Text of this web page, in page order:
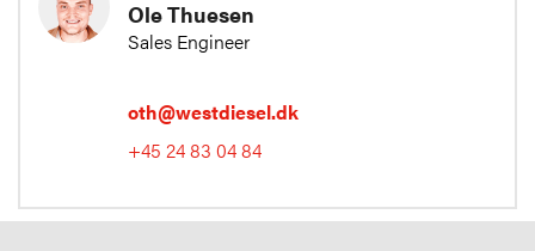
Ole Thuesen
Sales Engineer
oth@westdiesel.dk
+45 24 83 04 84